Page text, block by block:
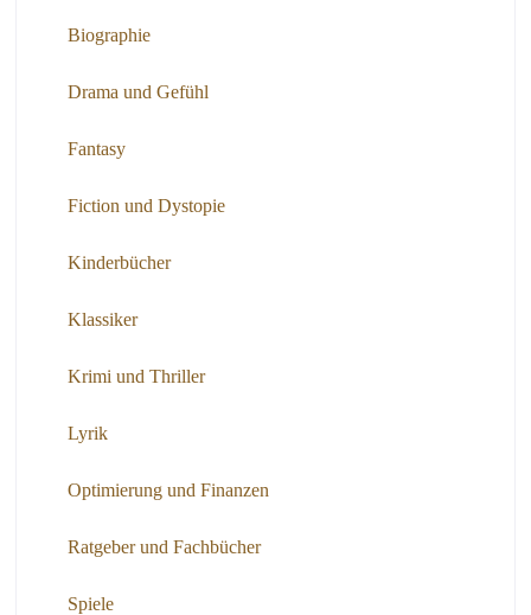
Biographie
Drama und Gefühl
Fantasy
Fiction und Dystopie
Kinderbücher
Klassiker
Krimi und Thriller
Lyrik
Optimierung und Finanzen
Ratgeber und Fachbücher
Spiele